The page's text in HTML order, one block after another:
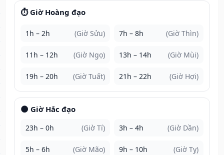
⏱️ Giờ Hoàng đạo
1h – 2h (Giờ Sửu) 7h – 8h (Giờ Thìn)
11h – 12h (Giờ Ngọ) 13h – 14h (Giờ Mùi)
19h – 20h (Giờ Tuất) 21h – 22h (Giờ Hợi)
🌑 Giờ Hắc đạo
23h – 0h (Giờ Tí) 3h – 4h (Giờ Dần)
5h – 6h (Giờ Mão) 9h – 10h (Giờ Tỵ)